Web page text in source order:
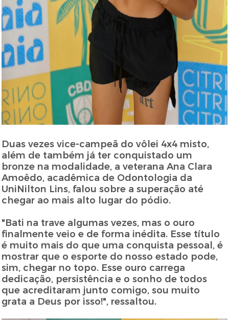
Duas vezes vice-campeã do vôlei 4x4 misto,
além de também já ter conquistado um
bronze na modalidade, a veterana Ana Clara
Amoêdo, acadêmica de Odontologia da
UniNilton Lins, falou sobre a superação até
chegar ao mais alto lugar do pódio.
"Bati na trave algumas vezes, mas o ouro
finalmente veio e de forma inédita. Esse título
é muito mais do que uma conquista pessoal, é
mostrar que o esporte do nosso estado pode,
sim, chegar no topo. Esse ouro carrega
dedicação, persistência e o sonho de todos
que acreditaram junto comigo, sou muito
grata a Deus por isso!", ressaltou.